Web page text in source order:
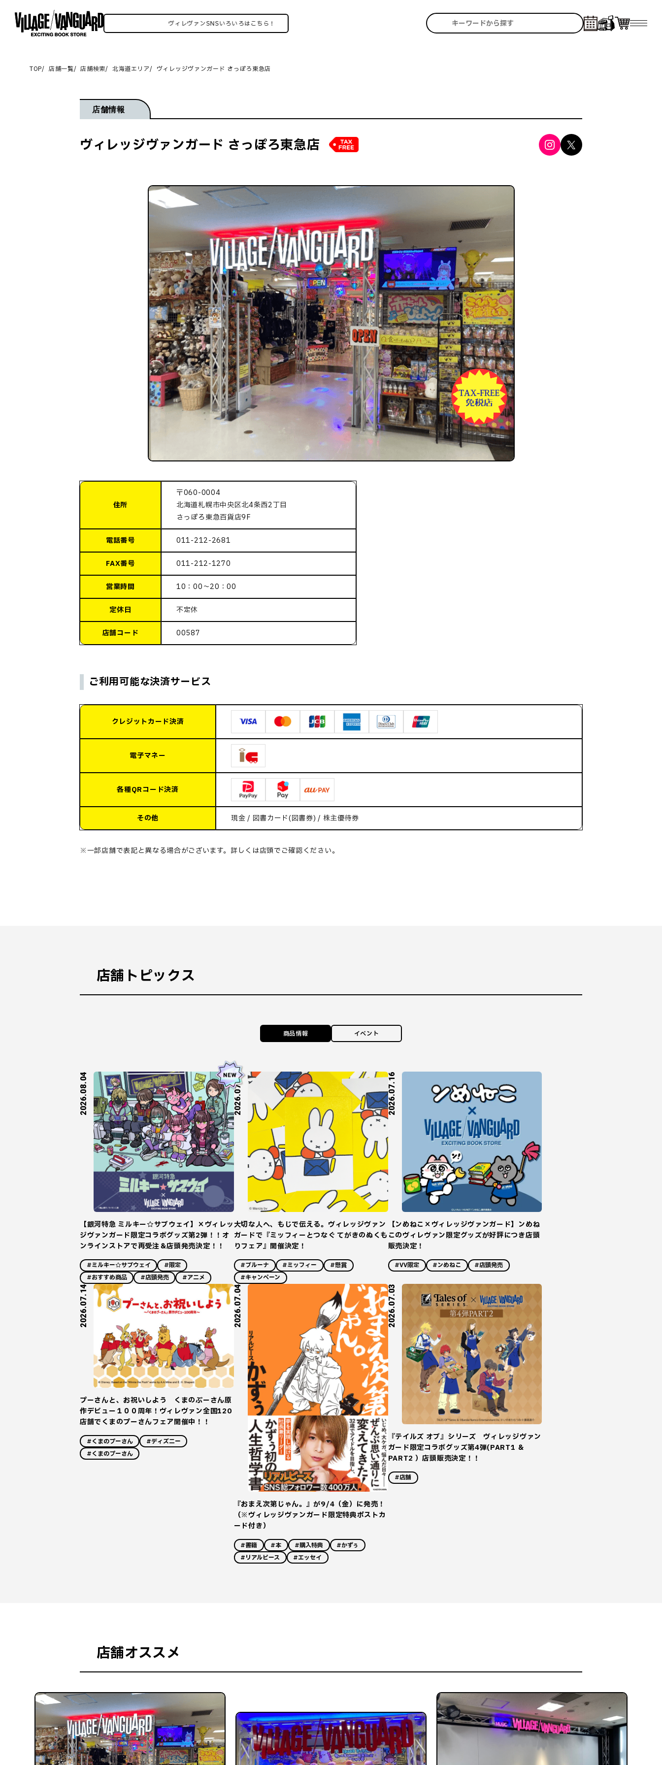
いろいろはこちら！ ヴィレヴァンSNSいろいろはこちら！
TOP 店舗一覧 店舗検索 北海道エリア ヴィレッジヴァンガード さっぽろ東急店
店舗情報
ヴィレッジヴァンガード さっぽろ東急店
住所
〒060-0004
北海道札幌市中央区北4条西2丁目
さっぽろ東急百貨店9F
電話番号 011-212-2681
FAX番号 011-212-1270
営業時間 10：00～20：00
定休日 不定休
店舗コード 00587
ご利用可能な決済サービス
クレジットカード決済
電子マネー
各種QRコード決済
その他 現金 / 図書カード(図書券) / 株主優待券
※一部店舗で表記と異なる場合がございます。詳しくは店頭でご確認ください。
店舗トピックス
商品情報 イベント
2026.08.04
【銀河特急 ミルキー☆サブウェイ】×ヴィレッ
ジヴァンガード限定コラボグッズ第2弾！！オ
ンラインストアで再受注＆店頭発売決定！！
#ミルキー☆サブウェイ
#限定
#おすすめ商品
#店頭発売 #アニメ
2026.07.27
大切な人へ、もじで伝える。ヴィレッジヴァン
ガードで『ミッフィーとつなぐ てがきのぬくも
りフェア』開催決定！
#ブルーナ #ミッフィー
#懸賞
#キャンペーン
2026.07.16
【ンめねこ×ヴィレッジヴァンガード】ンめね
このヴィレヴァン限定グッズが好評につき店頭
販売決定！
#VV限定 #ンめねこ #店頭発売
2026.07.14
プーさんと、お祝いしよう くまのぷーさん原
作デビュー１００周年！ヴィレヴァン全国120
店舗でくまのプーさんフェア開催中！！
#くまのプーさん
#ディズニー
#くまのプーさん
2026.07.04
『おまえ次第じゃん。』が9/4（金）に発売！
（※ヴィレッジヴァンガード限定特典ポストカ
ード付き）
#書籍 #本 #購入特典
#かずぅ
#リアルピース
#エッセイ
2026.07.03
『テイルズ オブ』シリーズ ヴィレッジヴァン
ガード限定コラボグッズ第4弾(PART1 ＆
PART2 ）店頭販売決定！！
#店舗
店舗オススメ